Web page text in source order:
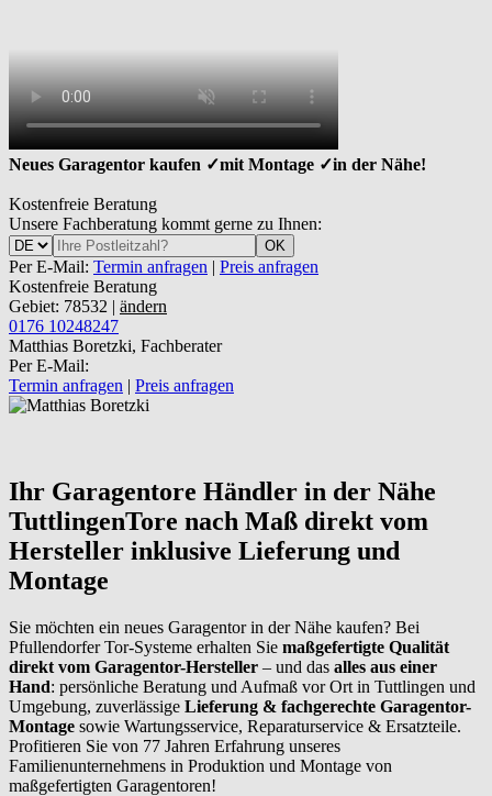
Neues Garagentor kaufen ✓mit Montage ✓in der Nähe!
Kostenfreie Beratung
Unsere Fachberatung kommt gerne zu Ihnen:
OK
Per E-Mail: Termin anfragen | Preis anfragen
Kostenfreie Beratung
Gebiet: 78532 | ändern
0176 10248247
Matthias Boretzki, Fachberater
Per E-Mail:
Termin anfragen | Preis anfragen
Ihr Garagentore Händler in der Nähe
TuttlingenTore nach Maß direkt vom
Hersteller inklusive Lieferung und
Montage
Sie möchten ein neues Garagentor in der Nähe kaufen? Bei
Pfullendorfer Tor-Systeme erhalten Sie maßgefertigte Qualität
direkt vom Garagentor-Hersteller – und das alles aus einer
Hand: persönliche Beratung und Aufmaß vor Ort in Tuttlingen und
Umgebung, zuverlässige Lieferung & fachgerechte Garagentor-
Montage sowie Wartungsservice, Reparaturservice & Ersatzteile.
Profitieren Sie von 77 Jahren Erfahrung unseres
Familienunternehmens in Produktion und Montage von
maßgefertigten Garagentoren!